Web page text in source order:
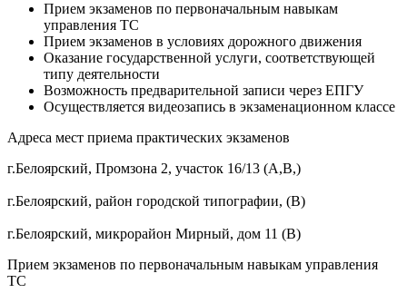
Прием экзаменов по первоначальным навыкам
управления ТС
Прием экзаменов в условиях дорожного движения
Оказание государственной услуги, соответствующей
типу деятельности
Возможность предварительной записи через ЕПГУ
Осуществляется видеозапись в экзаменационном классе
Адреса мест приема практических экзаменов
г.Белоярский, Промзона 2, участок 16/13 (А,В,)
г.Белоярский, район городской типографии, (В)
г.Белоярский, микрорайон Мирный, дом 11 (В)
Прием экзаменов по первоначальным навыкам управления
ТС